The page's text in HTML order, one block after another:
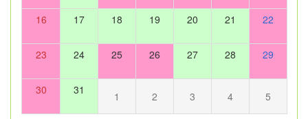
16 17 18 19 20 21 22
23 24 25 26 27 28 29
30 31 1 2 3 4 5